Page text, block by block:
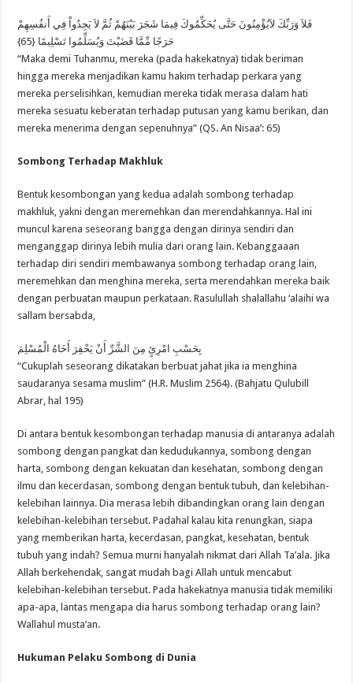
فَلاَ وَرَبِّكَ لاَيُؤْمِنُونَ حَتَّى يُحَكِّمُوكَ فِيمَا شَجَرَ بَيْنَهُمْ ثُمَّ لاَ يَجِدُواْ فِي أَنفُسِهِمْ
حَرَجًا مِّمَّا قَضَيْتَ وَيُسَلِّمُوا تَسْلِيمًا {65}
“Maka demi Tuhanmu, mereka (pada hakekatnya) tidak beriman
hingga mereka menjadikan kamu hakim terhadap perkara yang
mereka perselisihkan, kemudian mereka tidak merasa dalam hati
mereka sesuatu keberatan terhadap putusan yang kamu berikan, dan
mereka menerima dengan sepenuhnya” (QS. An Nisaa’: 65)
Sombong Terhadap Makhluk
Bentuk kesombongan yang kedua adalah sombong terhadap
makhluk, yakni dengan meremehkan dan merendahkannya. Hal ini
muncul karena seseorang bangga dengan dirinya sendiri dan
menganggap dirinya lebih mulia dari orang lain. Kebanggaaan
terhadap diri sendiri membawanya sombong terhadap orang lain,
meremehkan dan menghina mereka, serta merendahkan mereka baik
dengan perbuatan maupun perkataan. Rasulullah shalallahu ‘alaihi wa
sallam bersabda,
بِحَسْبِ امْرِئٍ مِنَ الشَّرِّ أَنْ يَحْقِرَ أَخَاهُ الْمُسْلِمَ
“Cukuplah seseorang dikatakan berbuat jahat jika ia menghina
saudaranya sesama muslim” (H.R. Muslim 2564). (Bahjatu Qulubill
Abrar, hal 195)
Di antara bentuk kesombongan terhadap manusia di antaranya adalah
sombong dengan pangkat dan kedudukannya, sombong dengan
harta, sombong dengan kekuatan dan kesehatan, sombong dengan
ilmu dan kecerdasan, sombong dengan bentuk tubuh, dan kelebihan-
kelebihan lainnya. Dia merasa lebih dibandingkan orang lain dengan
kelebihan-kelebihan tersebut. Padahal kalau kita renungkan, siapa
yang memberikan harta, kecerdasan, pangkat, kesehatan, bentuk
tubuh yang indah? Semua murni hanyalah nikmat dari Allah Ta’ala. Jika
Allah berkehendak, sangat mudah bagi Allah untuk mencabut
kelebihan-kelebihan tersebut. Pada hakekatnya manusia tidak memiliki
apa-apa, lantas mengapa dia harus sombong terhadap orang lain?
Wallahul musta’an.
Hukuman Pelaku Sombong di Dunia